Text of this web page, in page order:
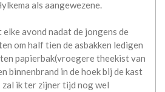
als aangewezene.
elke avond nadat de jongens de
om half tien de asbakken ledigen
papierbak(vroegere theekist van
binnenbrand in de hoek bij de kast
ik ter zijner tijd nog wel